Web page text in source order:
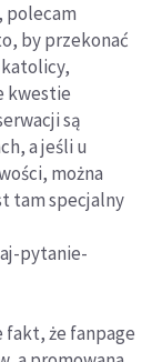
polecam
by przekonać
kwestie
są
a jeśli u
można
tam specjalny
pytanie-
fakt, że fanpage